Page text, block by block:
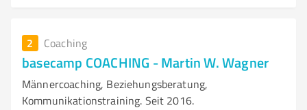
2 Coaching
basecamp COACHING - Martin W. Wagner
Männercoaching, Beziehungsberatung,
Kommunikationstraining. Seit 2016.